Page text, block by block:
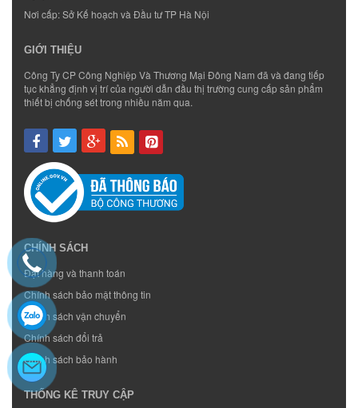
Nơi cấp: Sở Kế hoạch và Đầu tư TP Hà Nội
GIỚI THIỆU
Công Ty CP Công Nghiệp Và Thương Mại Đông Nam đã và đang tiếp
tục khẳng định vị trí của người dẫn đầu thị trường cung cấp sản phẩm
thiết bị chống sét trong nhiều năm qua.
CHÍNH SÁCH
Đặt hàng và thanh toán
Chính sách bảo mật thông tin
Chính sách vận chuyển
Chính sách đổi trả
Chính sách bảo hành
THỐNG KÊ TRUY CẬP